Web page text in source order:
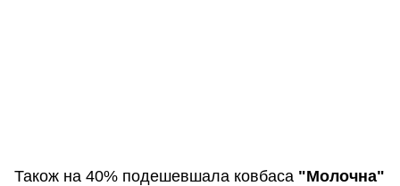
Також на 40% подешевшала ковбаса "Молочна"